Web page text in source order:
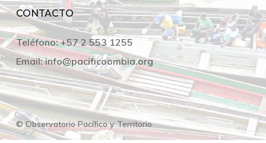
CONTACTO
Teléfono:+57 2 553 1255
Email: info@pacificoombia.org
© Observatorio Pacífico y Territorio